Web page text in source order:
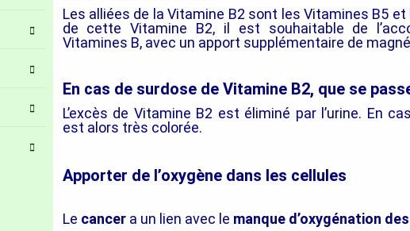
Les alliées de la Vitamine B2 sont les Vitamines B5 et
de cette Vitamine B2, il est souhaitable de
Vitamines B, avec un apport supplémentaire de
En cas de surdose de Vitamine B2, que se
L’excès de Vitamine B2 est éliminé par l’urine. En
est alors très colorée.
Apporter de l’oxygène dans les cellules
Le cancer a un lien avec le manque d’oxygénation